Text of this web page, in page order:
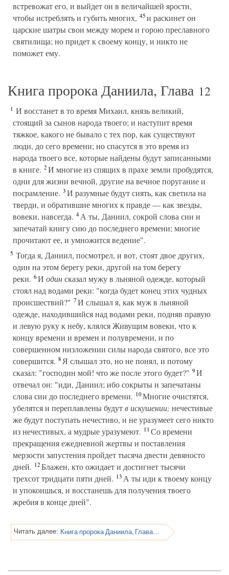
встревожат его, и выйдет он в величайшей ярости,
чтобы истреблять и губить многих, 45и раскинет он
царские шатры свои между морем и горою преславного
святилища; но придет к своему концу, и никто не
поможет ему.
Книга пророка Даниила, Глава 12
1 И восстанет в то время Михаил, князь великий,
стоящий за сынов народа твоего; и наступит время
тяжкое, какого не бывало с тех пор, как существуют
люди, до сего времени; но спасутся в это время из
народа твоего все, которые найдены будут записанными
в книге. 2И многие из спящих в прахе земли пробудятся,
одни для жизни вечной, другие на вечное поругание и
посрамление. 3И разумные будут сиять, как светила на
тверди, и обратившие многих к правде — как звезды,
вовеки, навсегда. 4А ты, Даниил, сокрой слова сии и
запечатай книгу сию до последнего времени; многие
прочитают ее, и умножится ведение".
5 Тогда я, Даниил, посмотрел, и вот, стоят двое других,
один на этом берегу реки, другой на том берегу
реки. 6И одинсказал мужу в льняной одежде, который
стоял над водами реки: "когда будет конец этих чудных
происшествий?" 7И слышал я, как муж в льняной
одежде, находившийся над водами реки, подняв правую
и левую руку к небу, клялся Живущим вовеки, что к
концу времени и времен и полувремени, и по
совершенном низложении силы народа святого, все это
совершится. 8Я слышал это, но не понял, и потому
сказал: "господин мой! что же после этого будет?" 9И
отвечал он: "иди, Даниил; ибо сокрыты и запечатаны
слова сии до последнего времени. 10Многие очистятся,
убелятся и переплавлены будутв искушении; нечестивые
же будут поступать нечестиво, и не уразумеет сего никто
из нечестивых, а мудрые уразумеют. 11Со времени
прекращения ежедневной жертвы и поставления
мерзости запустения пройдет тысяча двести девяносто
дней. 12Блажен, кто ожидает и достигнет тысячи
трехсот тридцати пяти дней. 13А ты иди к твоему концу
и упокоишься, и восстанешь для получения твоего
жребия в конце дней".
Читать далее: Книга пророка Даниила, Глава 13